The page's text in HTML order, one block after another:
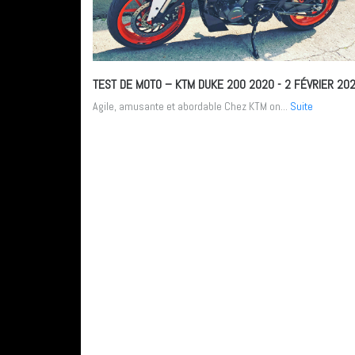
TEST DE MOTO – KTM DUKE 200 2020- 2 FÉVRIER
Agile, amusante et abordable Chez KTM on... Suite